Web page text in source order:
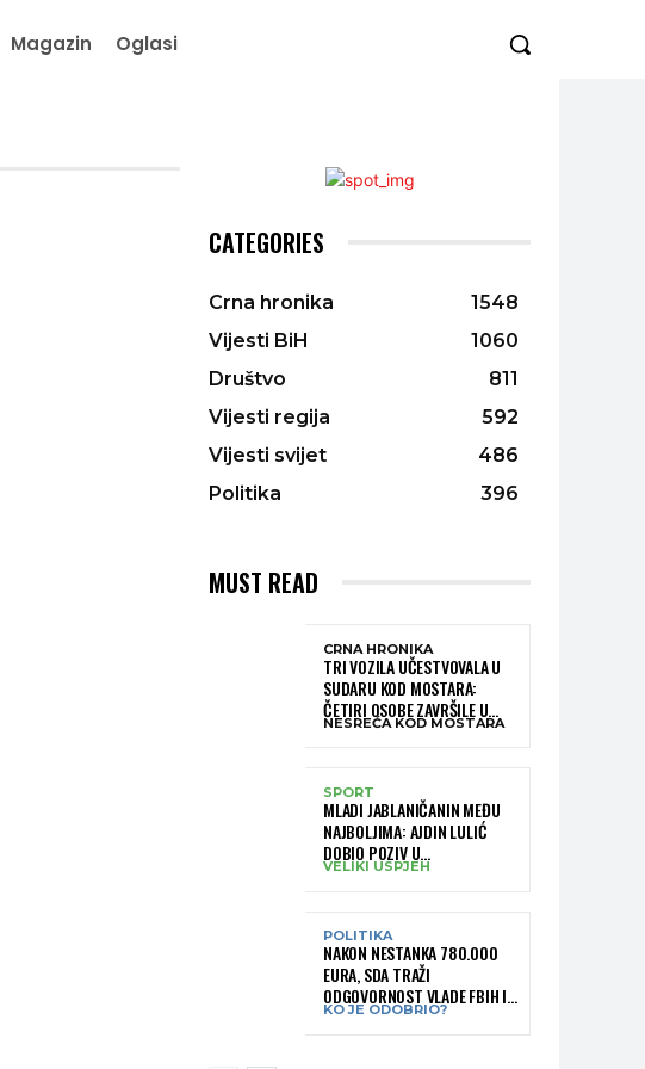
Magazin Oglasi
CATEGORIES
Crna hronika
1548
Vijesti BiH
1060
Društvo
811
Vijesti regija
592
Vijesti svijet
486
Politika
396
MUST READ
CRNA HRONIKA
TRI VOZILA UČESTVOVALA U
SUDARU KOD MOSTARA:
ČETIRI OSOBE ZAVRŠILE U
BOLNICI
NESREĆA KOD MOSTARA
SPORT
MLADI JABLANIČANIN MEĐU
NAJBOLJIMA: AJDIN LULIĆ
DOBIO POZIV U
REPREZENTACIJU BIH –
VELIKI USPJEH
POLITIKA
NAKON NESTANKA 780.000
EURA, SDA TRAŽI
ODGOVORNOST VLADE FBIH I
RUKOVODSTVA IGMANA
KO JE ODOBRIO?